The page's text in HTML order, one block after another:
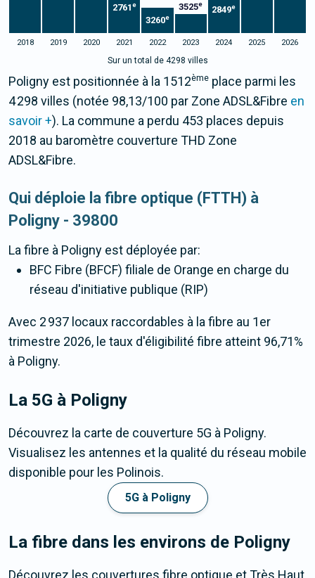
2761 e
3260e
3525e
2849e
2018 2019 2020 2021 2022 2023 2024 2025 2026
Sur un total de 4298 villes
Poligny est positionnée à la 1512ème place parmi les
4 298 villes (notée 98,13/100 par Zone ADSL&Fibre en
savoir +). La commune a perdu 453 places depuis
2018 au baromètre couverture THD Zone
ADSL&Fibre.
Qui déploie la fibre optique (FTTH) à
Poligny - 39800
La fibre à Poligny est déployée par:
BFC Fibre (BFCF) filiale de Orange en charge du
réseau d'initiative publique (RIP)
Avec 2 937 locaux raccordables à la fibre au 1er
trimestre 2026, le taux d'éligibilité fibre atteint 96,71%
à Poligny.
La 5G à Poligny
Découvrez la carte de couverture 5G à Poligny.
Visualisez les antennes et la qualité du réseau mobile
disponible pour les Polinois.
5G à Poligny
La fibre dans les environs de Poligny